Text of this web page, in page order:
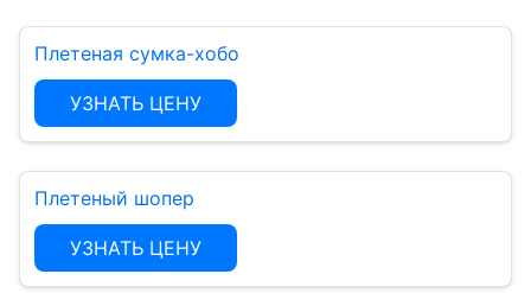
Плетеная сумка-хобо
УЗНАТЬ ЦЕНУ
Плетеный шопер
УЗНАТЬ ЦЕНУ